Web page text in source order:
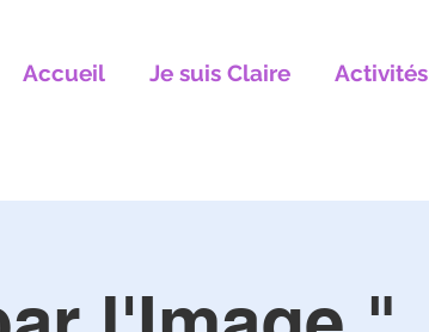
Accueil Je suis Claire Activités